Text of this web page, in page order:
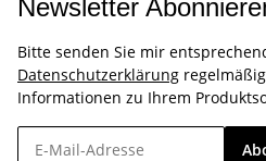
Newsletter
Bitte senden Sie mir
Datenschutzerklärung
Informationen zu Ihrem